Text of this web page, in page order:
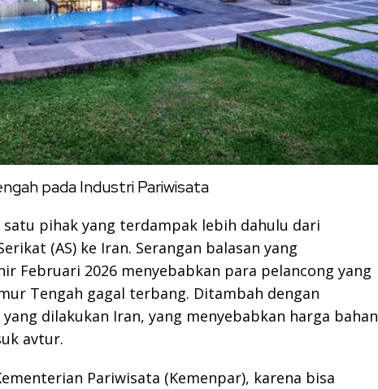
pada Industri Pariwisata
pihak yang terdampak lebih dahulu dari
(AS) ke Iran. Serangan balasan yang
Februari 2026 menyebabkan para pelancong yang
Tengah gagal terbang. Ditambah dengan
dilakukan Iran, yang menyebabkan harga bahan
avtur.
Pariwisata (Kemenpar), karena bisa